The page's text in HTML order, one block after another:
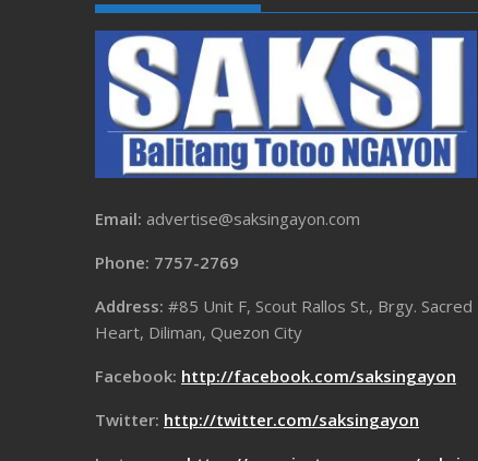
Email: advertise@saksingayon.com
Phone: 7757-2769
Address: #85 Unit F, Scout Rallos St., Brgy. Sacred
Heart, Diliman, Quezon City
Facebook: http://facebook.com/saksingayon
Twitter: http://twitter.com/saksingayon